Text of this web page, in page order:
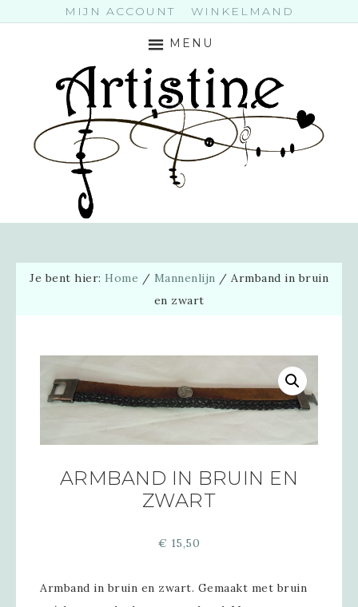
MIJN ACCOUNT WINKELMAND
MENU
Je bent hier: Home / Mannenlijn / Armband in bruin
en zwart
ARMBAND IN BRUIN EN
ZWART
€ 15,50
Armband in bruin en zwart. Gemaakt met bruin